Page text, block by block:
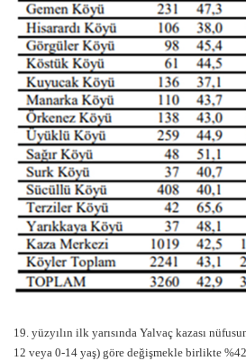
19. yüzyılın ilk yarısında Yalvaç kazası
12 veya 0-14 yaş) göre değişmekle birlikte